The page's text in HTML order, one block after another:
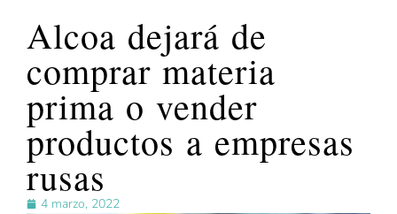
Alcoa dejará de
comprar materia
prima o vender
productos a empresas
rusas
4 marzo, 2022